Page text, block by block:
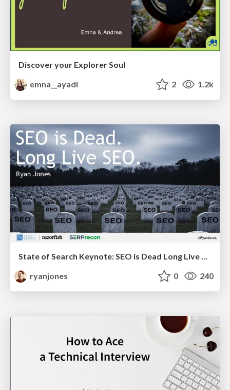
Discover your Explorer Soul
emna__ayadi
2 1.2k
ryanjones
0 240